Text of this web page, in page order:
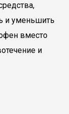
и уменьшить
вместо
и